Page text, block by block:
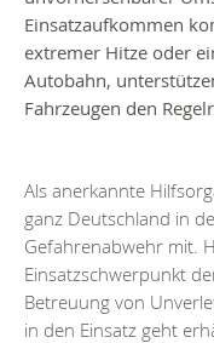
Einsatzaufkommen
extremer Hitze oder
Autobahn,
Fahrzeugen den
Als anerkannte
ganz Deutschland in
Gefahrenabwehr mit.
Einsatzschwerpunkt
Betreuung von
in den Einsatz geht